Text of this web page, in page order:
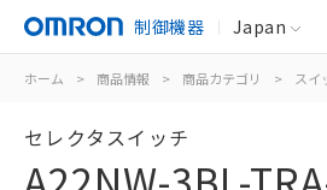
制御機器 Japan
ホーム > 商品情報 > 商品カテゴリ > スイ
セレクタスイッチ